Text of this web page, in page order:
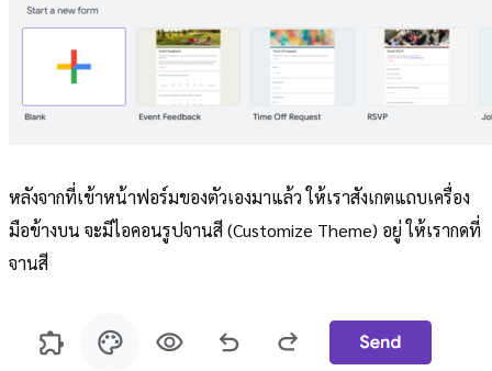
หลังจากที่เข้าหน้าฟอร์มของตัวเองมาแล้ว ให้เราสังเกตแถบเครื่อง
มือข้างบน จะมีไอคอนรูปจานสี (Customize Theme) อยู่ ให้เรากดที่
จานสี